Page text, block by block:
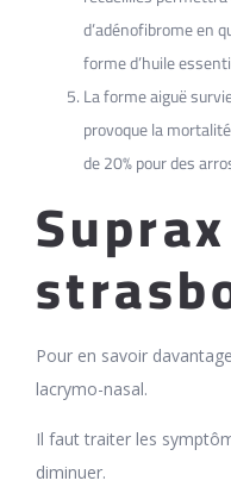
d’adénofibrome en
forme d’huile
La forme aiguë
provoque la
de 20% pour des
Pour en savoir
lacrymo-nasal.
Il faut traiter les
diminuer.